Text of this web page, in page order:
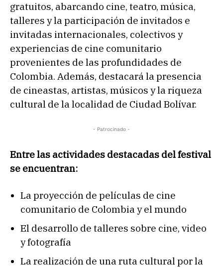
gratuitos, abarcando cine, teatro, música,
talleres y la participación de invitados e
invitadas internacionales, colectivos y
experiencias de cine comunitario
provenientes de las profundidades de
Colombia. Además, destacará la presencia
de cineastas, artistas, músicos y la riqueza
cultural de la localidad de Ciudad Bolívar.
- Patrocinado -
Entre las actividades destacadas del festival
se encuentran:
La proyección de películas de cine
comunitario de Colombia y el mundo
El desarrollo de talleres sobre cine, video
y fotografía
La realización de una ruta cultural por la